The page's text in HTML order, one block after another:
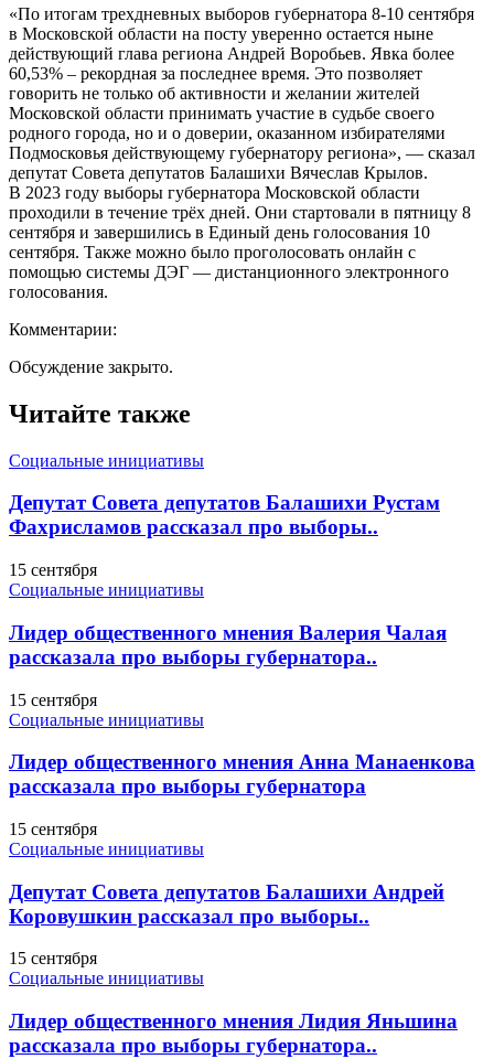
«По итогам трехдневных выборов губернатора 8-10 сентября
в Московской области на посту уверенно остается ныне
действующий глава региона Андрей Воробьев. Явка более
60,53% – рекордная за последнее время. Это позволяет
говорить не только об активности и желании жителей
Московской области принимать участие в судьбе своего
родного города, но и о доверии, оказанном избирателями
Подмосковья действующему губернатору региона», — сказал
депутат Совета депутатов Балашихи Вячеслав Крылов.
В 2023 году выборы губернатора Московской области
проходили в течение трёх дней. Они стартовали в пятницу 8
сентября и завершились в Единый день голосования 10
сентября. Также можно было проголосовать онлайн с
помощью системы ДЭГ — дистанционного электронного
голосования.
Комментарии:
Обсуждение закрыто.
Читайте также
Социальные инициативы
Депутат Совета депутатов Балашихи Рустам
Фахрисламов рассказал про выборы..
15 сентября
Социальные инициативы
Лидер общественного мнения Валерия Чалая
рассказала про выборы губернатора..
15 сентября
Социальные инициативы
Лидер общественного мнения Анна Манаенкова
рассказала про выборы губернатора
15 сентября
Социальные инициативы
Депутат Совета депутатов Балашихи Андрей
Коровушкин рассказал про выборы..
15 сентября
Социальные инициативы
Лидер общественного мнения Лидия Яньшина
рассказала про выборы губернатора..